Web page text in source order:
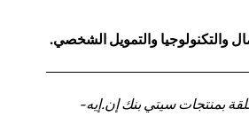
والتكنولوجيا والتمويل الشخصي.
بمنتجات سيتي بنك إن.إيه-